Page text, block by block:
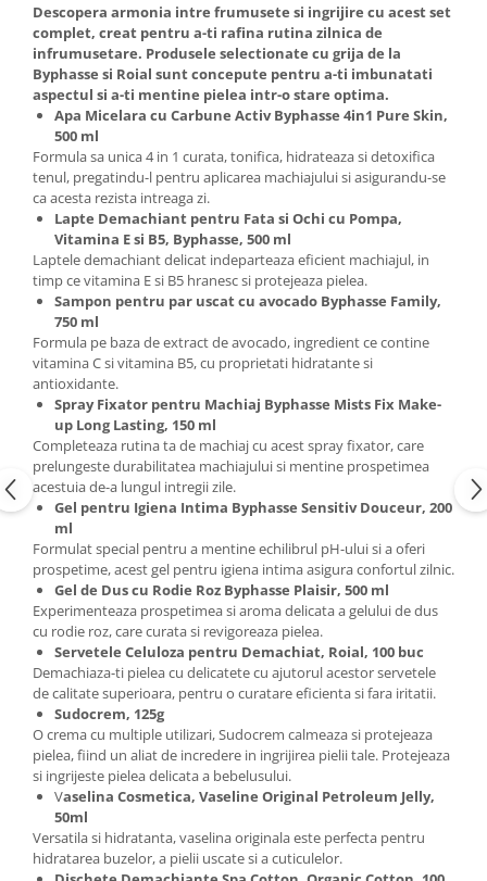
Descopera armonia intre frumusete si ingrijire cu acest set
complet, creat pentru a-ti rafina rutina zilnica de
infrumusetare. Produsele selectionate cu grija de la
Byphasse si Roial sunt concepute pentru a-ti imbunatati
aspectul si a-ti mentine pielea intr-o stare optima.
Apa Micelara cu Carbune Activ Byphasse 4in1 Pure Skin,
500 ml
Formula sa unica 4 in 1 curata, tonifica, hidrateaza si detoxifica
tenul, pregatindu-l pentru aplicarea machiajului si asigurandu-se
ca acesta rezista intreaga zi.
Lapte Demachiant pentru Fata si Ochi cu Pompa,
Vitamina E si B5, Byphasse, 500 ml
Laptele demachiant delicat indeparteaza eficient machiajul, in
timp ce vitamina E si B5 hranesc si protejeaza pielea.
Sampon pentru par uscat cu avocado Byphasse Family,
750 ml
Formula pe baza de extract de avocado, ingredient ce contine
vitamina C si vitamina B5, cu proprietati hidratante si
antioxidante.
Spray Fixator pentru Machiaj Byphasse Mists Fix Make-
up Long Lasting, 150 ml
Completeaza rutina ta de machiaj cu acest spray fixator, care
prelungeste durabilitatea machiajului si mentine prospetimea
acestuia de-a lungul intregii zile.
Gel pentru Igiena Intima Byphasse Sensitiv Douceur, 200
ml
Formulat special pentru a mentine echilibrul pH-ului si a oferi
prospetime, acest gel pentru igiena intima asigura confortul zilnic.
Gel de Dus cu Rodie Roz Byphasse Plaisir, 500 ml
Experimenteaza prospetimea si aroma delicata a gelului de dus
cu rodie roz, care curata si revigoreaza pielea.
Servetele Celuloza pentru Demachiat, Roial, 100 buc
Demachiaza-ti pielea cu delicatete cu ajutorul acestor servetele
de calitate superioara, pentru o curatare eficienta si fara iritatii.
Sudocrem, 125g
O crema cu multiple utilizari, Sudocrem calmeaza si protejeaza
pielea, fiind un aliat de incredere in ingrijirea pielii tale. Protejeaza
si ingrijeste pielea delicata a bebelusului.
Vaselina Cosmetica, Vaseline Original Petroleum Jelly,
50ml
Versatila si hidratanta, vaselina originala este perfecta pentru
hidratarea buzelor, a pielii uscate si a cuticulelor.